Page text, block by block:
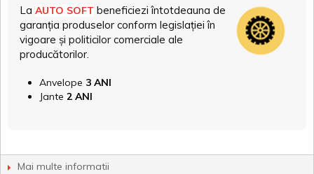
La AUTO SOFT beneficiezi întotdeauna de
garanția produselor conform legislației în
vigoare și politicilor comerciale ale
producătorilor.
Anvelope 3 ANI
Jante 2 ANI
Mai multe informatii